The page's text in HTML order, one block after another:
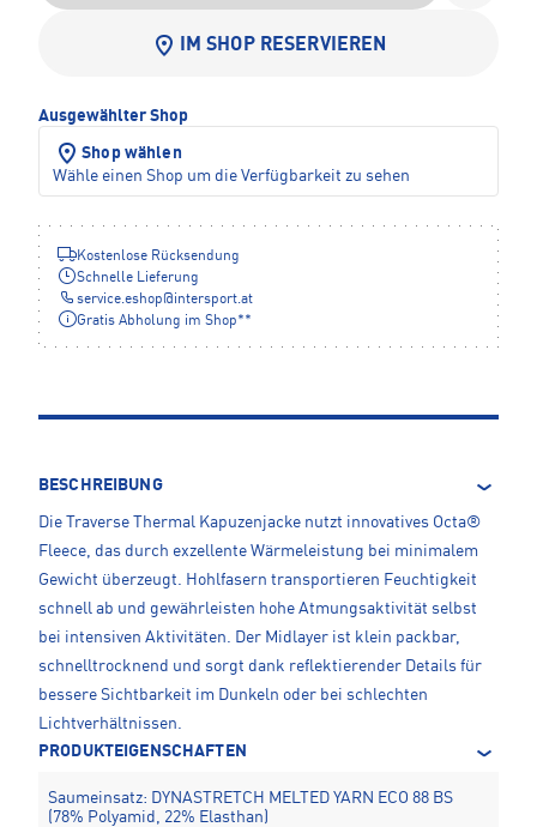
IM SHOP RESERVIEREN
Ausgewählter Shop
Shop wählen
Wähle einen Shop um die Verfügbarkeit zu sehen
Kostenlose Rücksendung
Schnelle Lieferung
service.eshop@intersport.at
Gratis Abholung im Shop**
BESCHREIBUNG
Die Traverse Thermal Kapuzenjacke nutzt innovatives Octa®
Fleece, das durch exzellente Wärmeleistung bei minimalem
Gewicht überzeugt. Hohlfasern transportieren Feuchtigkeit
schnell ab und gewährleisten hohe Atmungsaktivität selbst
bei intensiven Aktivitäten. Der Midlayer ist klein packbar,
schnelltrocknend und sorgt dank reflektierender Details für
bessere Sichtbarkeit im Dunkeln oder bei schlechten
Lichtverhältnissen.
PRODUKTEIGENSCHAFTEN
Saumeinsatz: DYNASTRETCH MELTED YARN ECO 88 BS
(78% Polyamid, 22% Elasthan)